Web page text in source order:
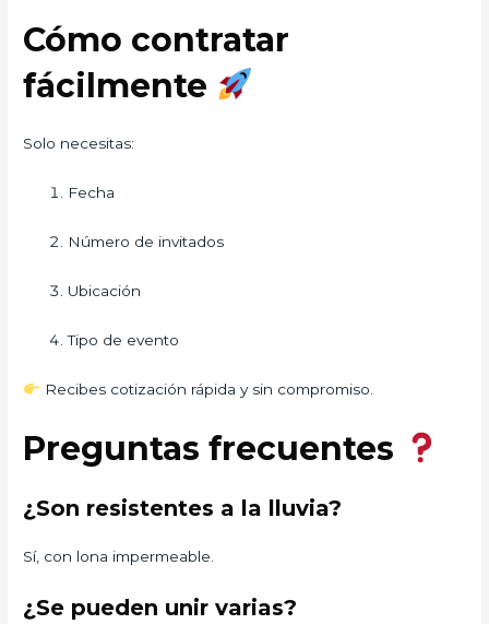
Cómo contratar
fácilmente
Solo necesitas:
Fecha
Número de invitados
Ubicación
Tipo de evento
Recibes cotización rápida y sin compromiso.
Preguntas frecuentes
¿Son resistentes a la lluvia?
Sí, con lona impermeable.
¿Se pueden unir varias?